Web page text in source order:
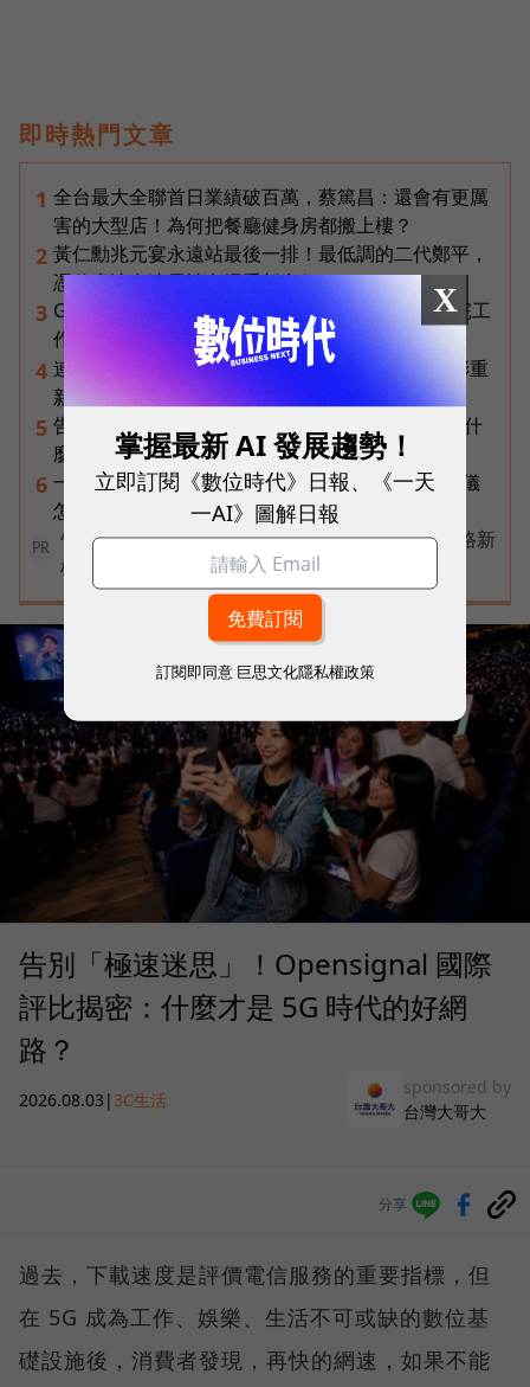
即時熱門文章
1 全台最大全聯首日業績破百萬，蔡篤昌：還會有更厲
害的大型店！為何把餐廳健身房都搬上樓？
2 黃仁勳兆元宴永遠站最後一排！最低調的二代鄭平，
憑什麼讓台達電被市場重新定價？
3 Gemini Spark完整教學｜幫你讀Gmail、自動跑完工
作流程，3個超實用情境一次看
4 連黃仁勳都叫年輕人當水電工！程世嘉：智慧通膨重
新定義「有價值的人」到底什麼樣子？
5 告別「極速迷思」！Opensignal 國際評比揭密：什
麼才是 5G 時代的好網路？
6 一張遺照「開口」說話，中間有8道關卡！翊嘉禮儀
怎麼做出AI告別式，讓逝者最後道別？
PR
告別極速迷思！台灣大哥大奪國際雙冠揭密好網路新
標準
告別「極速迷思」！Opensignal 國際
評比揭密：什麼才是 5G 時代的好網
路？
2026.08.03 | 3C生活
sponsored by
台灣大哥大
分享
過去，下載速度是評價電信服務的重要指標，但
在 5G 成為工作、娛樂、生活不可或缺的數位基
礎設施後，消費者發現，再快的網速，如果不能
X
掌握最新 AI 發展趨勢！
立即訂閱《數位時代》日報、《一天
一AI》圖解日報
訂閱即同意 巨思文化隱私權政策